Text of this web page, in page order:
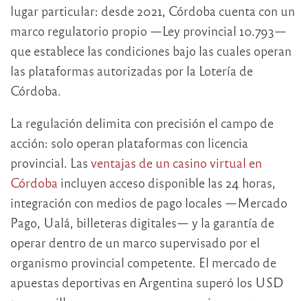
lugar particular: desde 2021, Córdoba cuenta con un
marco regulatorio propio —Ley provincial 10.793—
que establece las condiciones bajo las cuales operan
las plataformas autorizadas por la Lotería de
Córdoba.
La regulación delimita con precisión el campo de
acción: solo operan plataformas con licencia
provincial. Las ventajas de un casino virtual en
Córdoba incluyen acceso disponible las 24 horas,
integración con medios de pago locales —Mercado
Pago, Ualá, billeteras digitales— y la garantía de
operar dentro de un marco supervisado por el
organismo provincial competente. El mercado de
apuestas deportivas en Argentina superó los USD